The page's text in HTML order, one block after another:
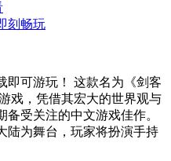
刻畅玩
即可游玩！ 这款名为《剑客
戏，凭借其宏大的世界观与
受关注的中文游戏佳作。
陆为舞台，玩家将扮演手持